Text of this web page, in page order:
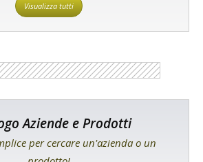
Visualizza tutti
Aziende e Prodotti
per cercare un'azienda o un